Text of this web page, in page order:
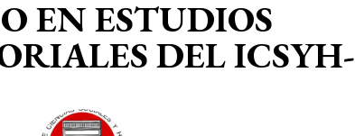
EN ESTUDIOS
DEL ICSYH-